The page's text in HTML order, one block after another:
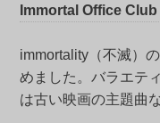
Immortal Office Club
immortality（不滅）
めました。バラエテ
は古い映画の主題曲